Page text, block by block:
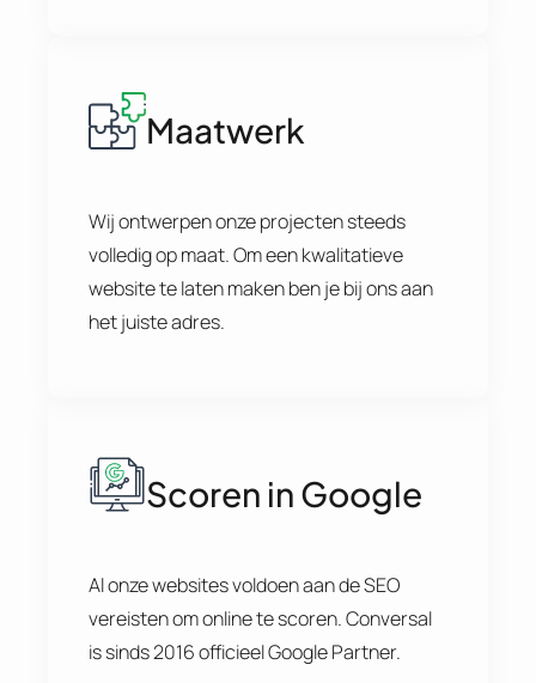
Maatwerk
Wij ontwerpen onze projecten steeds
volledig op maat. Om een kwalitatieve
website te laten maken ben je bij ons aan
het juiste adres.
Scoren in Google
Al onze websites voldoen aan de SEO
vereisten om online te scoren. Conversal
is sinds 2016 officieel Google Partner.